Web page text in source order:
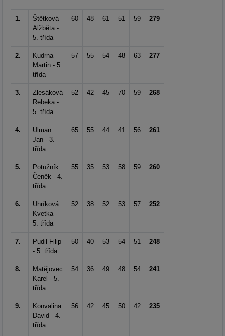
1.
Štětková
Alžběta -
5. třída
60 48 61 51 59 279
2.
Kudrna
Martin - 5.
třída
57 55 54 48 63 277
3.
Zlesáková
Rebeka -
5. třída
52 42 45 70 59 268
4.
Ulman
Jan - 3.
třída
65 55 44 41 56 261
5.
Potužník
Čeněk - 4.
třída
55 35 53 58 59 260
6.
Uhríková
Kvetka -
5. třída
52 38 52 53 57 252
7.
Pudil Filip
- 5. třída
50 40 53 54 51 248
8.
Matějovec
Karel - 5.
třída
54 36 49 48 54 241
9.
Konvalina
David - 4.
třída
56 42 45 50 42 235